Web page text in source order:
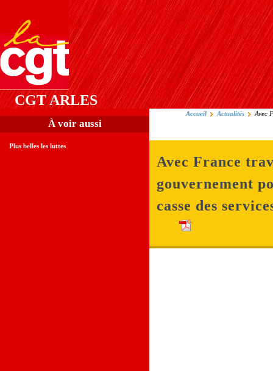
CGT ARLES
Accueil Actualités Avec
Avec France
gouvernement
casse des
À voir aussi
Plus belles les luttes